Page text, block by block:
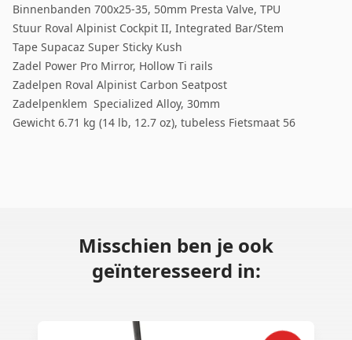
Binnenbanden 700x25-35, 50mm Presta Valve, TPU
Stuur Roval Alpinist Cockpit II, Integrated Bar/Stem
Tape Supacaz Super Sticky Kush
Zadel Power Pro Mirror, Hollow Ti rails
Zadelpen Roval Alpinist Carbon Seatpost
Zadelpenklem Specialized Alloy, 30mm
Gewicht 6.71 kg (14 lb, 12.7 oz), tubeless Fietsmaat 56
Misschien ben je ook
geïnteresseerd in: